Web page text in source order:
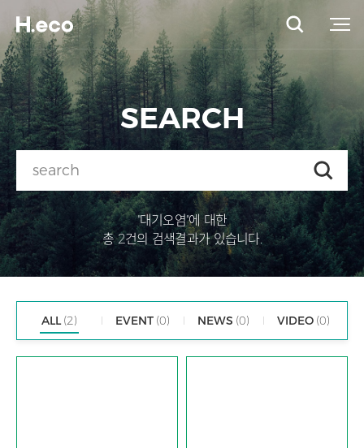
SEARCH
"대기오염"에 대한
총 2건의 검색결과가 있습니다.
ALL (2) EVENT (0) NEWS (0) VIDEO (0)